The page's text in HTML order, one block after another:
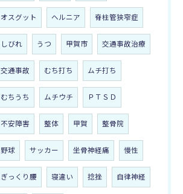
オスグット ヘルニア 脊柱管狭窄症
しびれ うつ 甲賀市 交通事故治療
交通事故 むち打ち ムチ打ち
むちうち ムチウチ ＰＴＳＤ
不安障害 整体 甲賀 整骨院
野球 サッカー 坐骨神経痛 慢性
ぎっくり腰 寝違い 捻挫 自律神経